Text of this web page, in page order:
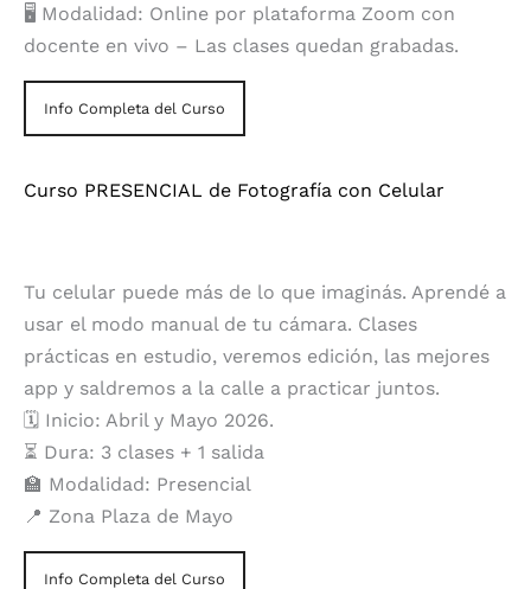
🖥️ Modalidad: Online por plataforma Zoom con
docente en vivo – Las clases quedan grabadas.
Info Completa del Curso
Curso PRESENCIAL de Fotografía con Celular
Tu celular puede más de lo que imaginás. Aprendé a
usar el modo manual de tu cámara. Clases
prácticas en estudio, veremos edición, las mejores
app y saldremos a la calle a practicar juntos.
🗓️ Inicio: Abril y Mayo 2026.
⏳ Dura: 3 clases + 1 salida
🏫 Modalidad: Presencial
📍 Zona Plaza de Mayo
Info Completa del Curso